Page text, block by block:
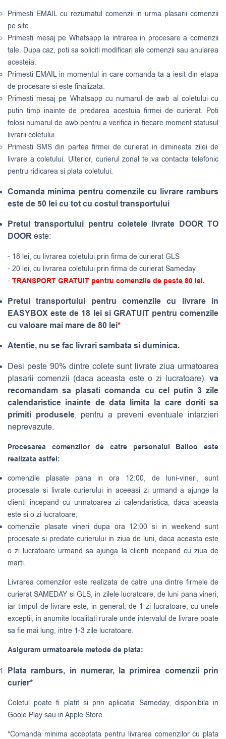
Primesti EMAIL cu rezumatul comenzii in urma plasarii comenzii
pe site.
Primesti mesaj pe Whatsapp la intrarea in procesare a comenzii
tale. Dupa caz, poti sa soliciti modificari ale comenzii sau anularea
acesteia.
Primesti EMAIL in momentul in care comanda ta a iesit din etapa
de procesare si este finalizata.
Primesti mesaj pe Whatsapp cu numarul de awb al coletului cu
putin timp inainte de predarea acestuia firmei de curierat. Poti
folosi numarul de awb pentru a verifica in fiecare moment statusul
livrarii coletului.
Primesti SMS din partea firmei de curierat in dimineata zilei de
livrare a coletului. Ulterior, curierul zonal te va contacta telefonic
pentru ridicarea si plata coletului.
Comanda minima pentru comenzile cu livrare ramburs
este de 50 lei cu tot cu costul transportului
Pretul transportului pentru coletele livrate DOOR TO
DOOReste:
- 18 lei, cu livrarea coletului prin firma de curierat GLS
- 20 lei, cu livrarea coletului prin firma de curierat Sameday
- TRANSPORT GRATUIT pentru comenzile de peste 80 lei.
Pretul transportului pentru comenzile cu livrare in
EASYBOX este de 18 lei si GRATUIT pentru comenzile
cu valoare mai mare de 80 lei*
Atentie, nu se fac livrari sambata si duminica.
Desi peste 90% dintre colete sunt livrate ziua urmatoarea
plasarii comenzii (daca aceasta este o zi lucratoare), va
recomandam sa plasati comanda cu cel putin 3 zile
calendaristice inainte de data limita la care doriti sa
primiti produsele, pentru a preveni eventuale intarzieri
neprevazute.
Procesarea comenzilor de catre personalul Balloo este
realizata astfel:
comenzile plasate pana in ora 12:00, de luni-vineri, sunt
procesate si livrate curierului in aceeasi zi urmand a ajunge la
clienti incepand cu urmatoarea zi calendaristica, daca aceasta
este si o zi lucratoare;
comenzile plasate vineri dupa ora 12:00 si in weekend sunt
procesate si predate curierului in ziua de luni, daca aceasta este
o zi lucratoare urmand sa ajunga la clienti incepand cu ziua de
marti.
Livrarea comenzilor este realizata de catre una dintre firmele de
curieratSAMEDAY si GLS, in zilele lucratoare, de luni pana vineri,
iar timpul de livrare este, in general, de 1 zi lucratoare, cu unele
exceptii, in anumite localitati rurale unde intervalul de livrare poate
sa fie mai lung, intre 1-3 zile lucratoare.
Asiguram urmatoarele metode de plata:
Plata ramburs, in numerar, la primirea comenzii prin
curier*
Coletul poate fi platit si prin aplicatia Sameday, disponibila in
Goole Play sau in Apple Store.
*Comanda minima acceptata pentru livrarea comenzilor cu plata